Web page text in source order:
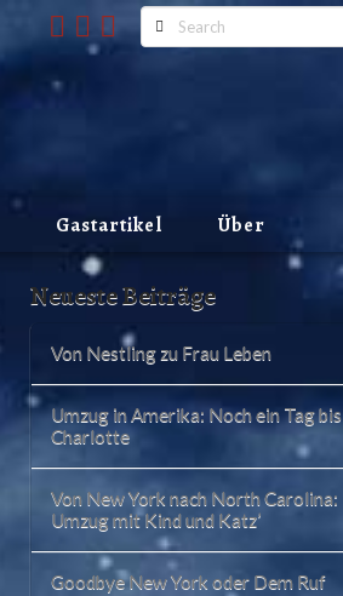
Search
Gastartikel Über
Neueste Beiträge
Von Nestling zu Frau Leben
Umzug in Amerika: Noch ein Tag bis
Charlotte
Von New York nach North Carolina:
Umzug mit Kind und Katz’
Goodbye New York oder Dem Ruf